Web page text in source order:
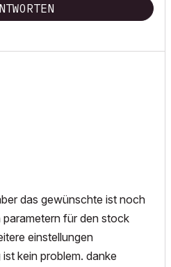
das gewünschte ist noch
für den stock
einstellungen
kein problem. danke